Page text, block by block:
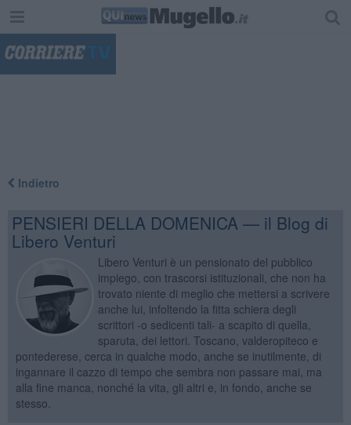
Indietro
PENSIERI DELLA DOMENICA — il Blog di
Libero Venturi
Libero Venturi è un pensionato del pubblico
impiego, con trascorsi istituzionali, che non ha
trovato niente di meglio che mettersi a scrivere
anche lui, infoltendo la fitta schiera degli
scrittori -o sedicenti tali- a scapito di quella,
sparuta, dei lettori. Toscano, valderopiteco e
pontederese, cerca in qualche modo, anche se inutilmente, di
ingannare il cazzo di tempo che sembra non passare mai, ma
alla fine manca, nonché la vita, gli altri e, in fondo, anche se
stesso.